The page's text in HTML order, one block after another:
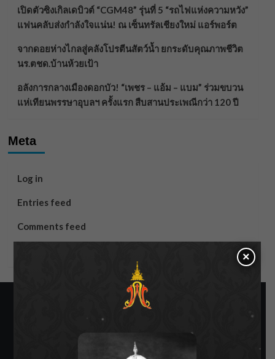
เปิดตัวซิงเกิลเดบิวต์ “CGM48” รุ่นที่ 5 “รถไฟแห่งความหวัง”
แฟนคลับส่งกำลังใจแน่น! ณ เซ็นทรัลเชียงใหม่ แอร์พอร์ต
จากดอยห่างไกลสู่คลังโปรตีนสัตว์น้ำ ยกระดับคุณภาพชีวิต
นร.ตชด.บ้านห้วยเป้า
อลังการกลางเมืองดอกบัว! “เพชร – แอ้ม – แบม” ร่วมขบวน
แห่เทียนพรรษาอุบลฯ ครั้งแรก สืบสานประเพณีกว่า 120 ปี
Meta
Log in
Entries feed
Comments feed
×